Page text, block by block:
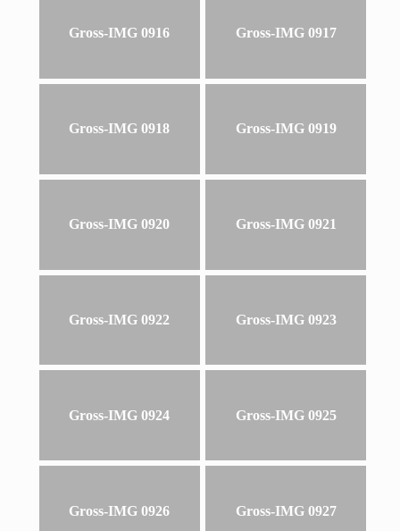
Gross-IMG 0916 Gross-IMG 0917
Gross-IMG 0918 Gross-IMG 0919
Gross-IMG 0920 Gross-IMG 0921
Gross-IMG 0922 Gross-IMG 0923
Gross-IMG 0924 Gross-IMG 0925
Gross-IMG 0926 Gross-IMG 0927